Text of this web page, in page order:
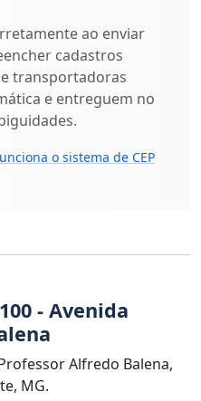
ao enviar
cadastros
transportadoras
e entreguem no
o sistema de CEP
- Avenida
Alfredo Balena,
MG.